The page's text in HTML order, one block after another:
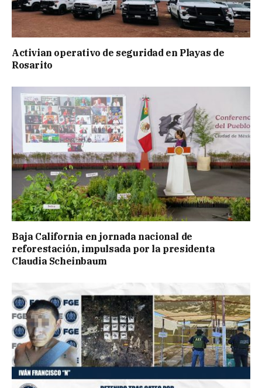
Activian operativo de seguridad en Playas de
Rosarito
Baja California en jornada nacional de
reforestación, impulsada por la presidenta
Claudia Scheinbaum